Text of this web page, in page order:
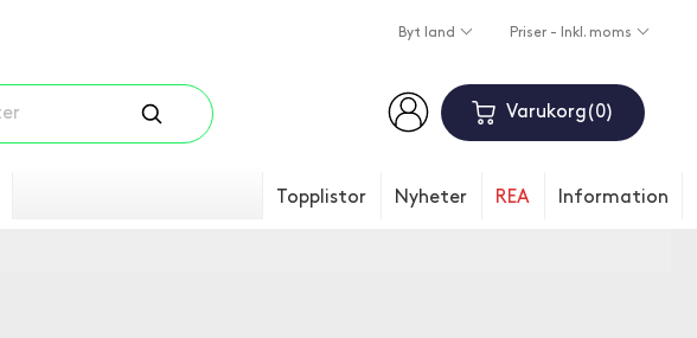
Byt land Priser - Inkl. moms
Varukorg 0
Topplistor Nyheter REA Information